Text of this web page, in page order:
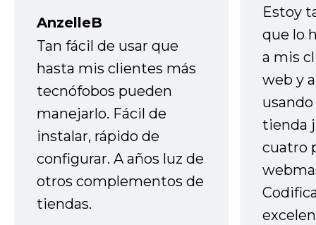
AnzelleB
Tan fácil de usar que
hasta mis clientes más
tecnófobos pueden
manejarlo. Fácil de
instalar, rápido de
configurar. A años luz de
otros complementos de
tiendas.
Estoy
que lo
a mis
web y
tienda
cuatro